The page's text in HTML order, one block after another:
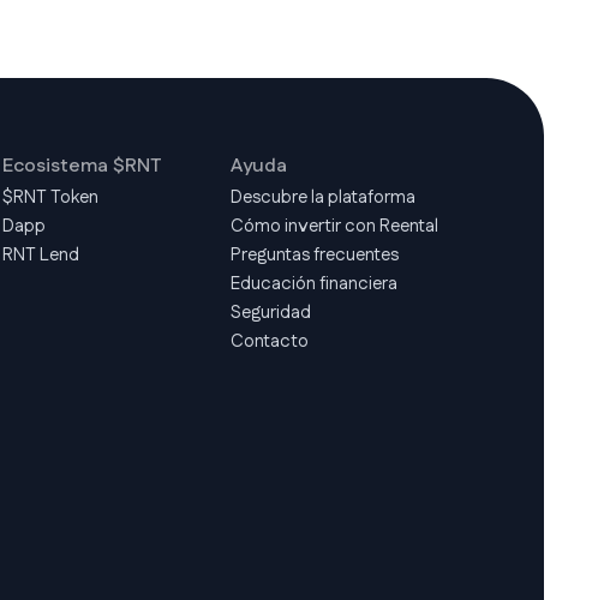
Ecosistema $RNT
$RNT Token
Dapp
RNT Lend
Ayuda
Descubre la plataforma
Cómo invertir con Reental
Preguntas frecuentes
Educación financiera
Seguridad
Contacto